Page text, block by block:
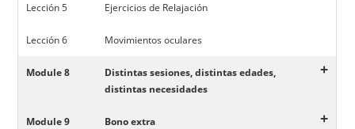
Lección 5 Ejercicios de Relajación
Lección 6 Movimientos oculares
Module 8
Distintas sesiones, distintas edades,
distintas necesidades
+
Module 9 Bono extra +